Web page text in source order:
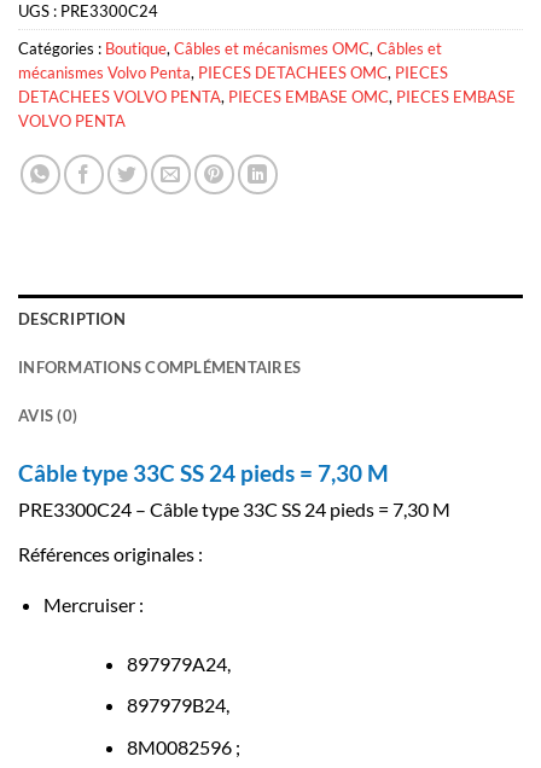
UGS : PRE3300C24
Catégories : Boutique,Câbles et mécanismes OMC,Câbles et
mécanismes Volvo Penta, PIECES DETACHEES OMC, PIECES
DETACHEES VOLVO PENTA, PIECES EMBASE OMC, PIECES EMBASE
VOLVO PENTA
DESCRIPTION
INFORMATIONS COMPLÉMENTAIRES
AVIS (0)
Câble type 33C SS 24 pieds = 7,30 M
PRE3300C24 – Câble type 33C SS 24 pieds = 7,30 M
Références originales :
Mercruiser :
897979A24,
897979B24,
8M0082596 ;